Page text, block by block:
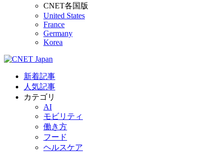
CNET各国版
United States
France
Germany
Korea
新着記事
人気記事
カテゴリ
AI
モビリティ
働き方
フード
ヘルスケア